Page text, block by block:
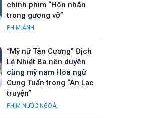
chính phim “Hôn nhân
trong gương vỡ”
PHIM ẢNH
“Mỹ nữ Tân Cương” Địch
Lệ Nhiệt Ba nên duyên
cùng mỹ nam Hoa ngữ
Cung Tuấn trong “An Lạc
truyện”
PHIM NƯỚC NGOÀI